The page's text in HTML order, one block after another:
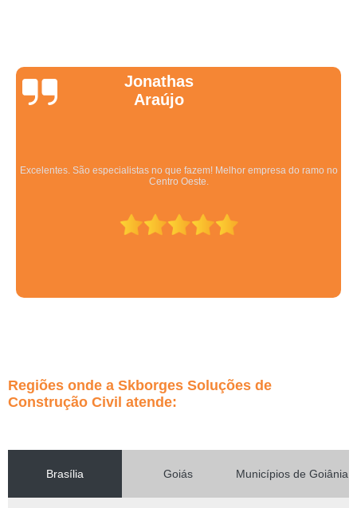
Wanessa
Marques
Equipe qualificada, atendimento muito pontual e de forma organizada.
Preza pela qualidade, bom gosto e preço justo.
Regiões onde a Skborges Soluções de
Construção Civil atende:
Brasília Goiás Municípios de Goiânia